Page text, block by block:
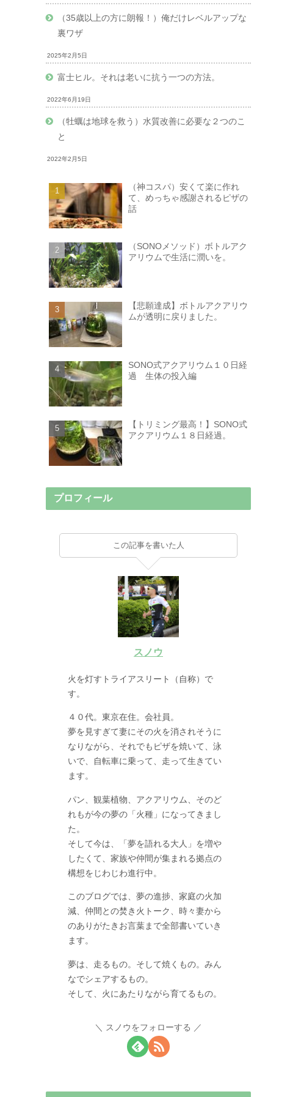
（35歳以上の方に朗報！）俺だけレベルアップな
裏ワザ
2025年2月5日
富士ヒル。それは老いに抗う一つの方法。
2022年6月19日
（牡蠣は地球を救う）水質改善に必要な２つのこ
と
2022年2月5日
（神コスパ）安くて楽に作れ
て、めっちゃ感謝されるピザの
話
（SONOメソッド）ボトルアク
アリウムで生活に潤いを。
【悲願達成】ボトルアクアリウ
ムが透明に戻りました。
SONO式アクアリウム１０日経
過 生体の投入編
【トリミング最高！】SONO式
アクアリウム１８日経過。
プロフィール
この記事を書いた人
スノウ
火を灯すトライアスリート（自称）で
す。
４０代。東京在住。会社員。
夢を見すぎて妻にその火を消されそうに
なりながら、それでもピザを焼いて、泳
いで、自転車に乗って、走って生きてい
ます。
パン、観葉植物、アクアリウム、そのど
れもが今の夢の「火種」になってきまし
た。
そして今は、「夢を語れる大人」を増や
したくて、家族や仲間が集まれる拠点の
構想をじわじわ進行中。
このブログでは、夢の進捗、家庭の火加
減、仲間との焚き火トーク、時々妻から
のありがたきお言葉まで全部書いていき
ます。
夢は、走るもの。そして焼くもの。みん
なでシェアするもの。
そして、火にあたりながら育てるもの。
スノウをフォローする